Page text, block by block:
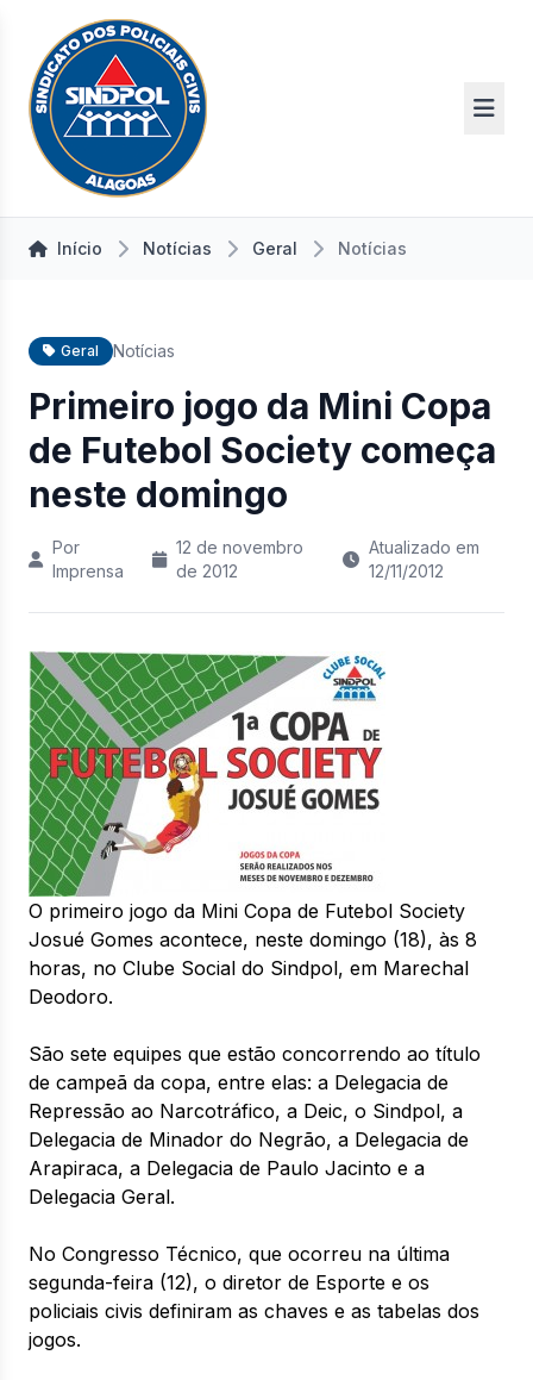
Início Notícias Geral Notícias
Geral Notícias
Primeiro jogo da Mini Copa
de Futebol Society começa
neste domingo
Por
Imprensa
12 de novembro
de 2012
Atualizado em
12/11/2012
O primeiro jogo da Mini Copa de Futebol Society
Josué Gomes acontece, neste domingo (18), às 8
horas, no Clube Social do Sindpol, em Marechal
Deodoro.
São sete equipes que estão concorrendo ao título
de campeã da copa, entre elas: a Delegacia de
Repressão ao Narcotráfico, a Deic, o Sindpol, a
Delegacia de Minador do Negrão, a Delegacia de
Arapiraca, a Delegacia de Paulo Jacinto e a
Delegacia Geral.
No Congresso Técnico, que ocorreu na última
segunda-feira (12), o diretor de Esporte e os
policiais civis definiram as chaves e as tabelas dos
jogos.